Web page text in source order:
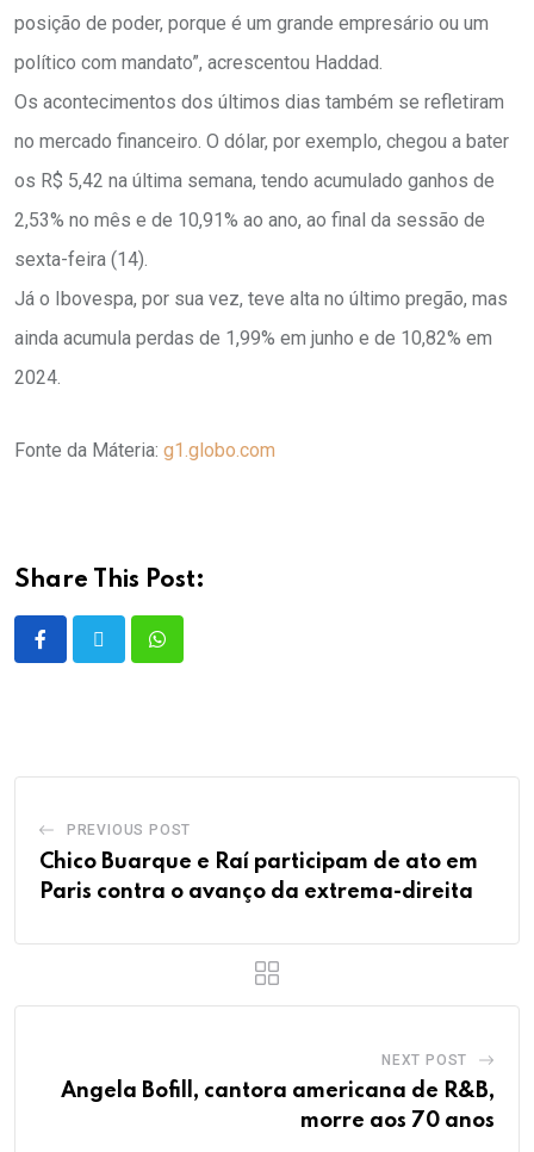
posição de poder, porque é um grande empresário ou um
político com mandato”, acrescentou Haddad.
Os acontecimentos dos últimos dias também se refletiram
no mercado financeiro. O dólar, por exemplo, chegou a bater
os R$ 5,42 na última semana, tendo acumulado ganhos de
2,53% no mês e de 10,91% ao ano, ao final da sessão de
sexta-feira (14).
Já o Ibovespa, por sua vez, teve alta no último pregão, mas
ainda acumula perdas de 1,99% em junho e de 10,82% em
2024.
Fonte da Máteria: g1.globo.com
Share This Post:
PREVIOUS POST
Chico Buarque e Raí participam de ato em
Paris contra o avanço da extrema-direita
NEXT POST
Angela Bofill, cantora americana de R&B,
morre aos 70 anos